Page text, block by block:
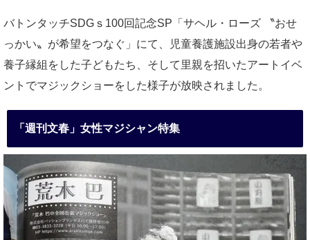
バトンタッチSDGｓ100回記念SP「サヘル・ローズ 〝おせ
っかい〟が希望をつなぐ」にて、児童養護施設出身の若者や
養子縁組をした子どもたち、そして里親を招いたアートイベ
ントでマジックショーをした様子が放映されました。
「週刊文春」女性マジシャン特集